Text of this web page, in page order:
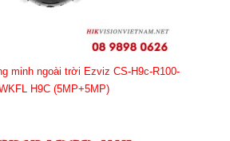
minh ngoài trời Ezviz CS-H9c-R100-
H9C (5MP+5MP)